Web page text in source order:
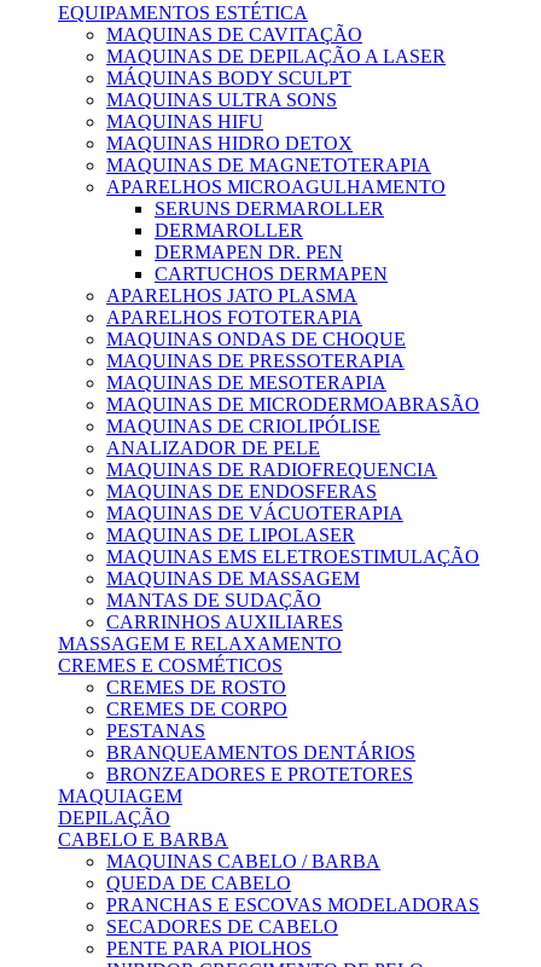
EQUIPAMENTOS ESTÉTICA
MAQUINAS DE CAVITAÇÃO
MAQUINAS DE DEPILAÇÃO A LASER
MÁQUINAS BODY SCULPT
MAQUINAS ULTRA SONS
MAQUINAS HIFU
MAQUINAS HIDRO DETOX
MAQUINAS DE MAGNETOTERAPIA
APARELHOS MICROAGULHAMENTO
SERUNS DERMAROLLER
DERMAROLLER
DERMAPEN DR. PEN
CARTUCHOS DERMAPEN
APARELHOS JATO PLASMA
APARELHOS FOTOTERAPIA
MAQUINAS ONDAS DE CHOQUE
MAQUINAS DE PRESSOTERAPIA
MAQUINAS DE MESOTERAPIA
MAQUINAS DE MICRODERMOABRASÃO
MAQUINAS DE CRIOLIPÓLISE
ANALIZADOR DE PELE
MAQUINAS DE RADIOFREQUENCIA
MAQUINAS DE ENDOSFERAS
MAQUINAS DE VÁCUOTERAPIA
MAQUINAS DE LIPOLASER
MAQUINAS EMS ELETROESTIMULAÇÃO
MAQUINAS DE MASSAGEM
MANTAS DE SUDAÇÃO
CARRINHOS AUXILIARES
MASSAGEM E RELAXAMENTO
CREMES E COSMÉTICOS
CREMES DE ROSTO
CREMES DE CORPO
PESTANAS
BRANQUEAMENTOS DENTÁRIOS
BRONZEADORES E PROTETORES
MAQUIAGEM
DEPILAÇÃO
CABELO E BARBA
MAQUINAS CABELO / BARBA
QUEDA DE CABELO
PRANCHAS E ESCOVAS MODELADORAS
SECADORES DE CABELO
PENTE PARA PIOLHOS